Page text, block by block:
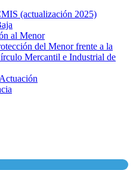
(actualización 2025)
al Menor
del Menor frente a la
Mercantil e Industrial de